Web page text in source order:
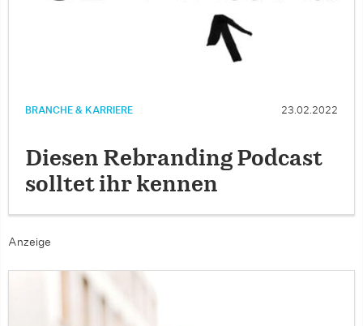
BRANCHE & KARRIERE 23.02.2022
Diesen Rebranding Podcast
solltet ihr kennen
Anzeige